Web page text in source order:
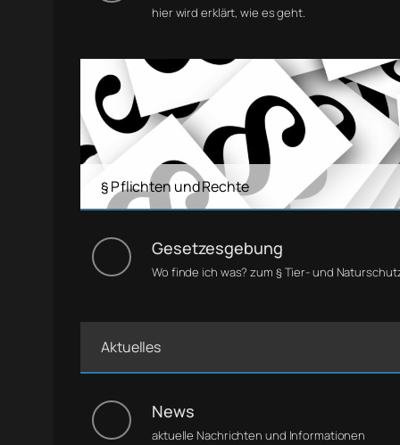
hier wird erklärt, wie es geht.
§ Pflichten und Rechte
Gesetzesgebung
Wo finde ich was? zum § Tier- und
Aktuelles
News
aktuelle Nachrichten und Informationen